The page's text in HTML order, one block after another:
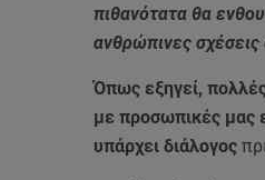
πιθανότατα θα
ανθρώπινες σχέσεις
Όπως εξηγεί,
με προσωπικές μας
υπάρχει διάλογος